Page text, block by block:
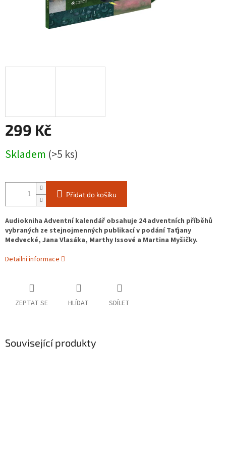
299 Kč
cena:
Skladem (>5 ks)
Přidat do košíku
Audiokniha Adventní kalendář obsahuje 24 adventních příběhů
vybraných ze stejnojmenných publikací v podání Taťjany
Medvecké, Jana Vlasáka, Marthy Issové a Martina Myšičky.
Detailní informace
ZEPTAT SE HLÍDAT SDÍLET
Související produkty